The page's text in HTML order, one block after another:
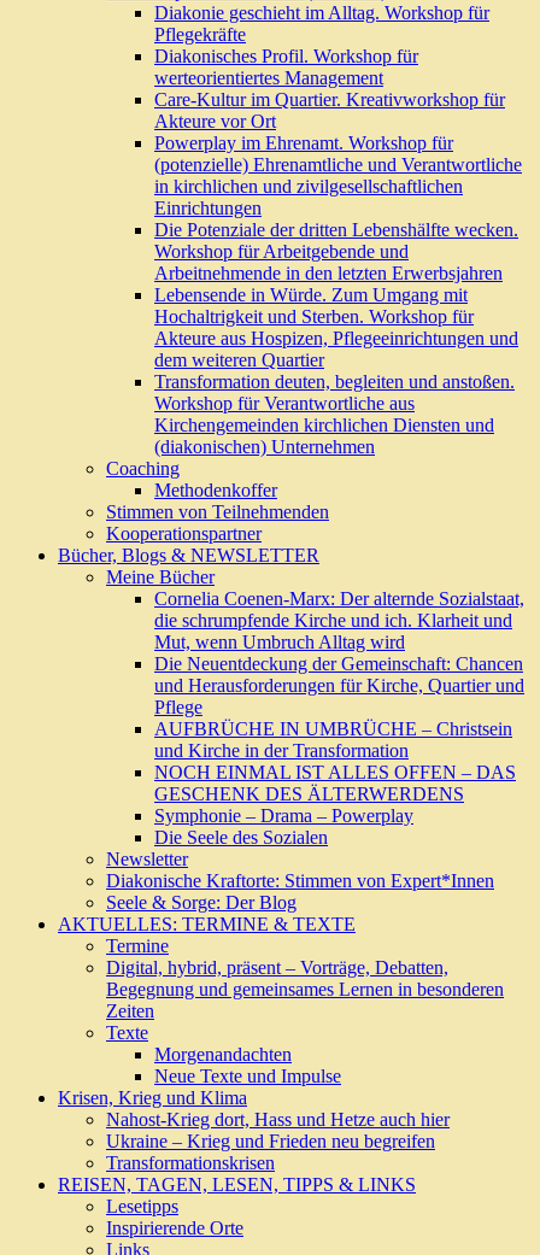
Diakonie geschieht im Alltag. Workshop für
Pflegekräfte
Diakonisches Profil. Workshop für
werteorientiertes Management
Care-Kultur im Quartier. Kreativworkshop für
Akteure vor Ort
Powerplay im Ehrenamt. Workshop für
(potenzielle) Ehrenamtliche und Verantwortliche
in kirchlichen und zivilgesellschaftlichen
Einrichtungen
Die Potenziale der dritten Lebenshälfte wecken.
Workshop für Arbeitgebende und
Arbeitnehmende in den letzten Erwerbsjahren
Lebensende in Würde. Zum Umgang mit
Hochaltrigkeit und Sterben. Workshop für
Akteure aus Hospizen, Pflegeeinrichtungen und
dem weiteren Quartier
Transformation deuten, begleiten und anstoßen.
Workshop für Verantwortliche aus
Kirchengemeinden kirchlichen Diensten und
(diakonischen) Unternehmen
Coaching
Methodenkoffer
Stimmen von Teilnehmenden
Kooperationspartner
Bücher, Blogs & NEWSLETTER
Meine Bücher
Cornelia Coenen-Marx: Der alternde Sozialstaat,
die schrumpfende Kirche und ich. Klarheit und
Mut, wenn Umbruch Alltag wird
Die Neuentdeckung der Gemeinschaft: Chancen
und Herausforderungen für Kirche, Quartier und
Pflege
AUFBRÜCHE IN UMBRÜCHE – Christsein
und Kirche in der Transformation
NOCH EINMAL IST ALLES OFFEN – DAS
GESCHENK DES ÄLTERWERDENS
Symphonie – Drama – Powerplay
Die Seele des Sozialen
Newsletter
Diakonische Kraftorte: Stimmen von Expert*Innen
Seele & Sorge: Der Blog
AKTUELLES: TERMINE & TEXTE
Termine
Digital, hybrid, präsent – Vorträge, Debatten,
Begegnung und gemeinsames Lernen in besonderen
Zeiten
Texte
Morgenandachten
Neue Texte und Impulse
Krisen, Krieg und Klima
Nahost-Krieg dort, Hass und Hetze auch hier
Ukraine – Krieg und Frieden neu begreifen
Transformationskrisen
REISEN, TAGEN, LESEN, TIPPS & LINKS
Lesetipps
Inspirierende Orte
Links